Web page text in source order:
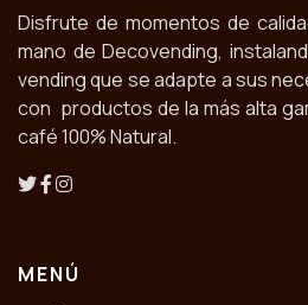
Disfrute de momentos de
mano de Decovending,
vending que se adapte a sus
con productos de la más alta
café 100% Natural.
MENÚ